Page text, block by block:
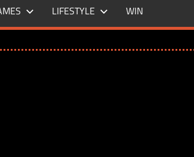
LIFESTYLE WIN